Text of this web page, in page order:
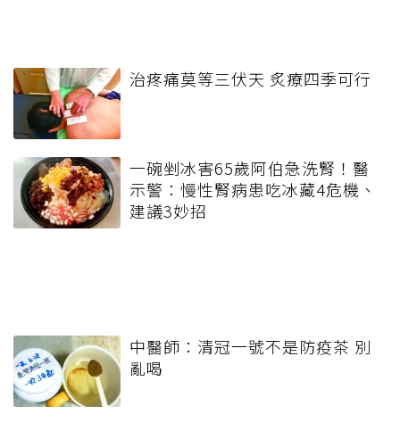
治疼痛莫等三伏天 炙療四季可行
一碗剉冰害65歲阿伯急洗腎！醫
示警：慢性腎病患吃冰藏4危機、
建議3妙招
中醫師：清冠一號不是防疫茶 別
亂喝